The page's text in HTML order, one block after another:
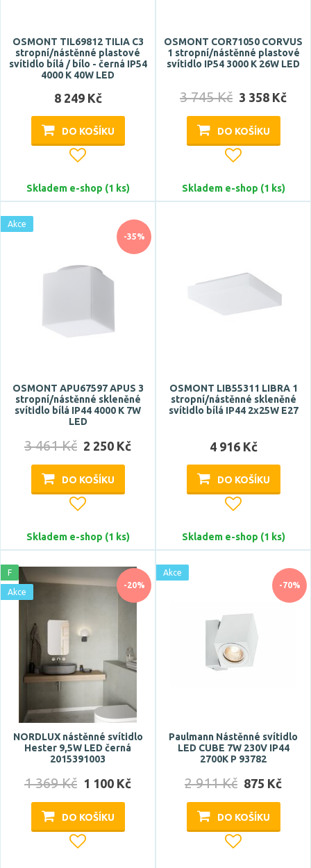
E27
G5
GU10
Zdroj světla součástí
bílá
chrom
Materiál
kov
nerezová ocel
Funkce
bluetooth
Casambi
CCT
DALI
dálkové ovládání
Styl
OSMONT TIL69812 TILIA C3
stropní/nástěnné plastové
svítidlo bílá / bílo - černá IP54
4000 K 40W LED
8 249 Kč
DO KOŠÍKU
Skladem e-shop (1 ks)
OSMONT COR71050 CORVUS
1 stropní/nástěnné plastové
svítidlo IP54 3000 K 26W LED
3 745 Kč 3 358 Kč
DO KOŠÍKU
Skladem e-shop (1 ks)
-35%
Akce
OSMONT APU67597 APUS 3
stropní/nástěnné skleněné
svítidlo bílá IP44 4000 K 7W
LED
3 461 Kč 2 250 Kč
DO KOŠÍKU
Skladem e-shop (1 ks)
OSMONT LIB55311 LIBRA 1
stropní/nástěnné skleněné
svítidlo bílá IP44 2x25W E27
4 916 Kč
DO KOŠÍKU
Skladem e-shop (1 ks)
-20%
F
Akce
NORDLUX nástěnné svítidlo
Hester 9,5W LED černá
2015391003
1 369 Kč 1 100 Kč
DO KOŠÍKU
-70%
Akce
Paulmann Nástěnné svítidlo
LED CUBE 7W 230V IP44
2700K P 93782
2 911 Kč 875 Kč
DO KOŠÍKU